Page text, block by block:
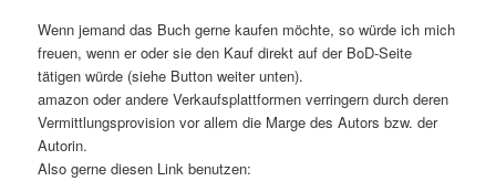
Wenn jemand das Buch gerne kaufen möchte, so würde ich mich
freuen, wenn er oder sie den Kauf direkt auf der BoD-Seite
tätigen würde (siehe Button weiter unten).
amazon oder andere Verkaufsplattformen verringern durch deren
Vermittlungsprovision vor allem die Marge des Autors bzw. der
Autorin.
Also gerne diesen Link benutzen: